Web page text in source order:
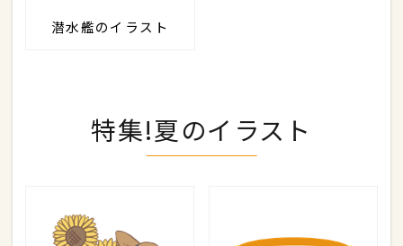
潜水艦のイラスト
特集!夏のイラスト